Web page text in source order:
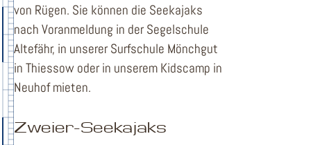
von Rügen. Sie können die Seekajaks
nach Voranmeldung in der Segelschule
Altefähr, in unserer Surfschule Mönchgut
in Thiessow oder in unserem Kidscamp in
Neuhof mieten.
Zweier-Seekajaks